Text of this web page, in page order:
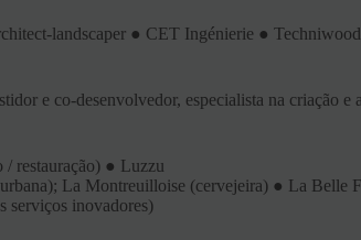
landscaper ● CET Ingénierie ●
e co-desenvolvedor, especialista na criação
/ restauração) ● Luzzu
La Montreuilloise (cervejeira) ● La
serviços inovadores)